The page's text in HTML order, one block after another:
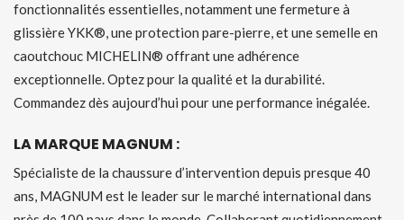
fonctionnalités essentielles, notamment une fermeture à
glissière YKK®, une protection pare-pierre, et une semelle en
caoutchouc MICHELIN® offrant une adhérence
exceptionnelle. Optez pour la qualité et la durabilité.
Commandez dès aujourd’hui pour une performance inégalée.
LA MARQUE MAGNUM :
Spécialiste de la chaussure d’intervention depuis presque 40
ans, MAGNUM est le leader sur le marché international dans